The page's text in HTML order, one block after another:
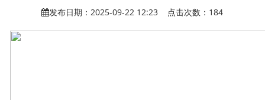
o
发布日期：2025-09-22 12:23 点击次数：184